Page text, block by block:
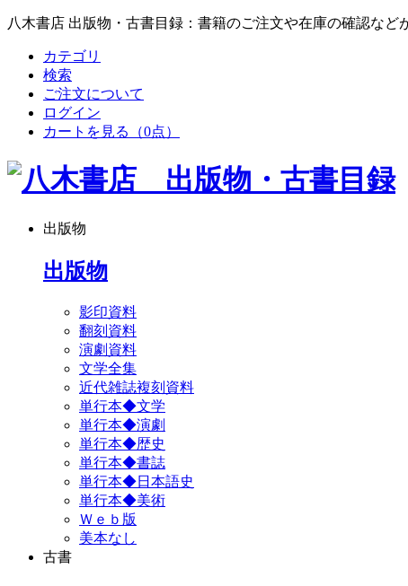
八木書店 出版物・古書目録：書籍のご注文や在庫の確認など
カテゴリ
検索
ご注文について
ログイン
カートを見る
（0点）
出版物
出版物
影印資料
翻刻資料
演劇資料
文学全集
近代雑誌複刻資料
単行本◆文学
単行本◆演劇
単行本◆歴史
単行本◆書誌
単行本◆日本語史
単行本◆美術
Ｗｅｂ版
美本なし
古書